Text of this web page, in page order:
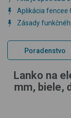
Aplikácia fencee
Zásady
Poradenstvo
Lanko na
mm, biele,